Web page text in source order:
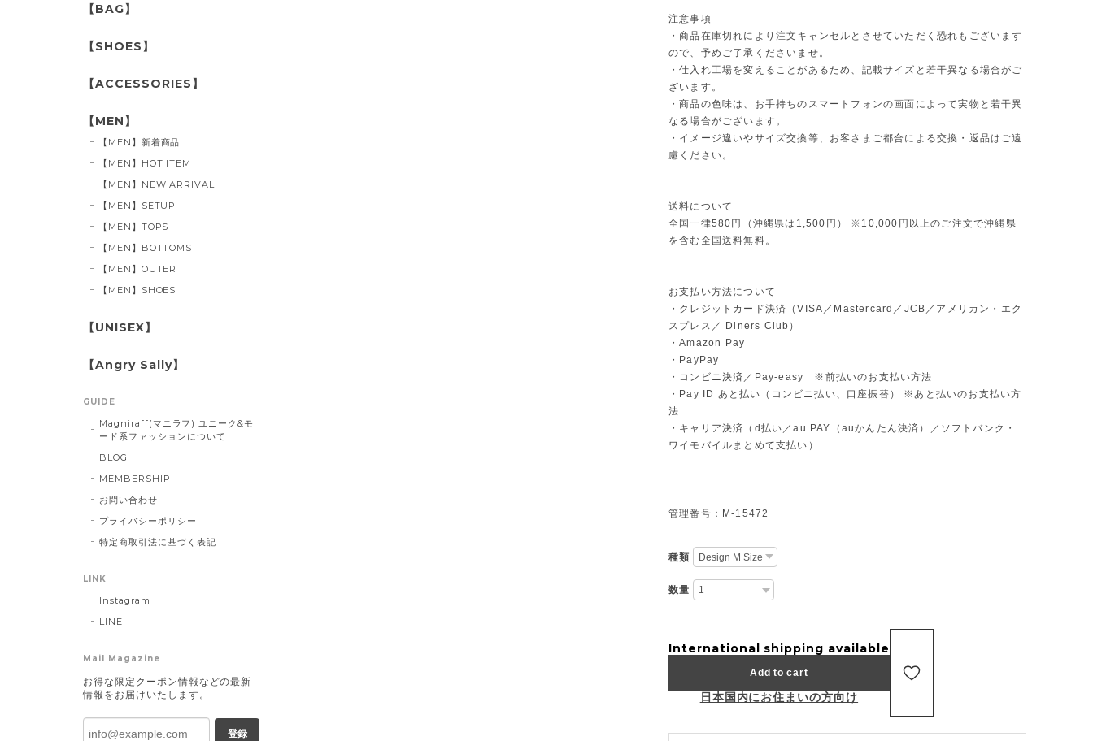
注意事項
・商品在庫切れにより注文キャンセルとさせていただく恐れもございます
ので、予めご了承くださいませ。
・仕入れ工場を変えることがあるため、記載サイズと若干異なる場合がご
ざいます。
・商品の色味は、お手持ちのスマートフォンの画面によって実物と若干異
なる場合がございます。
・イメージ違いやサイズ交換等、お客さまご都合による交換・返品はご遠
慮ください。
送料について
全国一律580円（沖縄県は1,500円） ※10,000円以上のご注文で沖縄県
を含む全国送料無料。
お支払い方法について
・クレジットカード決済（VISA／Mastercard／JCB／アメリカン・エク
スプレス／ Diners Club）
・Amazon Pay
・PayPay
・コンビニ決済／Pay-easy ※前払いのお支払い方法
・Pay ID あと払い（コンビニ払い、口座振替） ※あと払いのお支払い方
法
・キャリア決済（d払い／au PAY（auかんたん決済）／ソフトバンク・
ワイモバイルまとめて支払い）
管理番号：M-15472
種類
数量
International shipping available
Add to cart
日本国内にお住まいの方向け
【BAG】
【SHOES】
【ACCESSORIES】
【MEN】
【MEN】新着商品
【MEN】HOT ITEM
【MEN】NEW ARRIVAL
【MEN】SETUP
【MEN】TOPS
【MEN】BOTTOMS
【MEN】OUTER
【MEN】SHOES
【UNISEX】
【Angry Sally】
GUIDE
Magniraff(マニラフ) ユニーク&モ
ード系ファッションについて
BLOG
MEMBERSHIP
お問い合わせ
プライバシーポリシー
特定商取引法に基づく表記
LINK
Instagram
LINE
Mail Magazine
お得な限定クーポン情報などの最新
情報をお届けいたします。
登録